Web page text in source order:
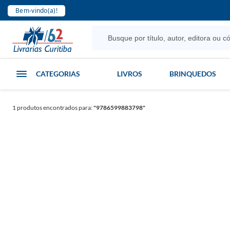
Bem-vindo(a)!
CATEGORIAS LIVROS BRINQUEDOS
1produtos encontrados para:"9786599883798"